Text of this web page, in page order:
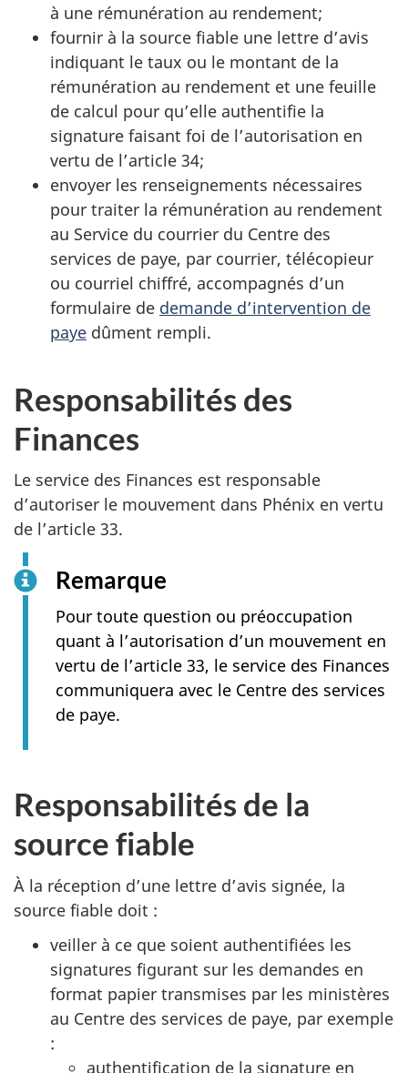
à une rémunération au rendement;
fournir à la source fiable une lettre d’avis
indiquant le taux ou le montant de la
rémunération au rendement et une feuille
de calcul pour qu’elle authentifie la
signature faisant foi de l’autorisation en
vertu de l’article 34;
envoyer les renseignements nécessaires
pour traiter la rémunération au rendement
au Service du courrier du Centre des
services de paye, par courrier, télécopieur
ou courriel chiffré, accompagnés d’un
formulaire de demande d’intervention de
paye dûment rempli.
Responsabilités des
Finances
Le service des Finances est responsable
d’autoriser le mouvement dans Phénix en vertu
de l’article 33.
Remarque
Pour toute question ou préoccupation
quant à l’autorisation d’un mouvement en
vertu de l’article 33, le service des Finances
communiquera avec le Centre des services
de paye.
Responsabilités de la
source fiable
À la réception d’une lettre d’avis signée, la
source fiable doit :
veiller à ce que soient authentifiées les
signatures figurant sur les demandes en
format papier transmises par les ministères
au Centre des services de paye, par exemple
:
authentification de la signature en